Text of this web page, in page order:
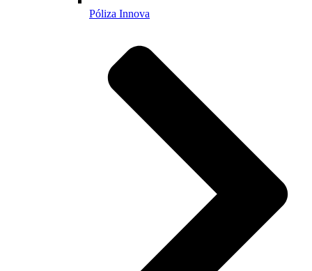
Póliza Innova